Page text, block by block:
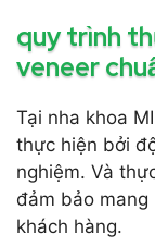
quy trình
veneer
Tại nha khoa
thực hiện bởi
nghiệm. Và
đảm bảo
khách hàng.